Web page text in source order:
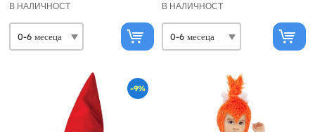
В НАЛИЧНОСТ В НАЛИЧНОСТ
-9%